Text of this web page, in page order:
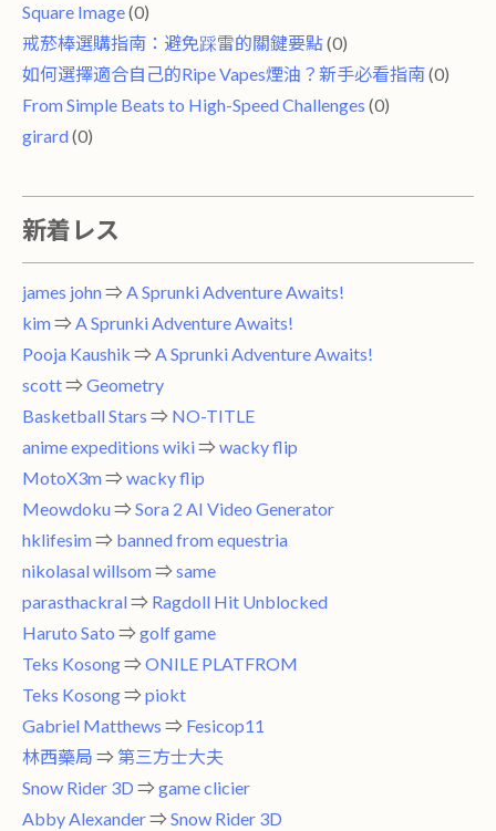
Square Image(0)
戒菸棒選購指南：避免踩雷的關鍵要點(0)
如何選擇適合自己的Ripe Vapes煙油？新手必看指南(0)
From Simple Beats to High-Speed ​​Challenges (0)
girard(0)
新着レス
james john⇒ A Sprunki Adventure Awaits!
kim⇒ A Sprunki Adventure Awaits!
Pooja Kaushik ⇒ A Sprunki Adventure Awaits!
scott⇒ Geometry
Basketball Stars ⇒ NO-TITLE
anime expeditions wiki⇒ wacky flip
MotoX3m⇒ wacky flip
Meowdoku⇒ Sora 2 AI Video Generator
hklifesim⇒ banned from equestria
nikolasal willsom⇒ same
parasthackral⇒ Ragdoll Hit Unblocked
Haruto Sato ⇒ golf game
Teks Kosong⇒ ONILE PLATFROM
Teks Kosong⇒ piokt
Gabriel Matthews ⇒ Fesicop11
林西藥局 ⇒ 第三方士大夫
Snow Rider 3D ⇒ game clicier
Abby Alexander⇒ Snow Rider 3D